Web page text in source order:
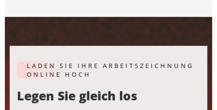
LADEN SIE IHRE ARBEITSZEICHNUNG
ONLINE HOCH
Legen Sie gleich los